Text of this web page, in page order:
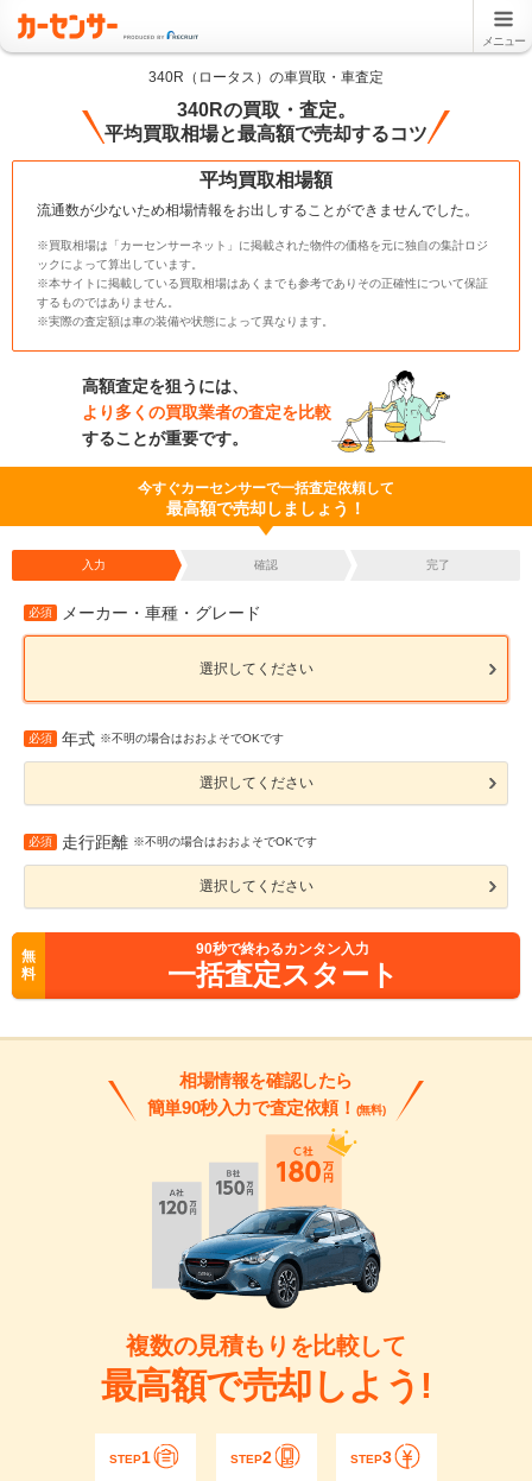
メニュー
340R（ロータス）の車買取・車査定
340Rの買取・査定。
平均買取相場と最高額で売却するコツ
平均買取相場額
流通数が少ないため相場情報をお出しすることができませんでした。
※買取相場は「カーセンサーネット」に掲載された物件の価格を元に独自の集計ロジ
ックによって算出しています。
※本サイトに掲載している買取相場はあくまでも参考でありその正確性について保証
するものではありません。
※実際の査定額は車の装備や状態によって異なります。
高額査定を狙うには、
より多くの買取業者の査定を比較
することが重要です。
今すぐカーセンサーで一括査定依頼して
最高額で売却しましょう！
入力 確認 完了
必須 メーカー・車種・グレード
選択してください
必須 年式 ※不明の場合はおおよそでOKです
選択してください
必須 走行距離 ※不明の場合はおおよそでOKです
選択してください
無
料
90秒で終わるカンタン入力
一括査定スタート
相場情報を確認したら
簡単90秒入力で査定依頼！ (無料)
複数の見積もりを比較して
最高額で売却しよう!
STEP1 STEP2 STEP3